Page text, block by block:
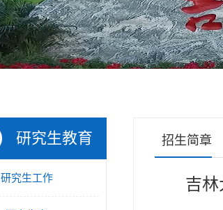
研究生教育
研究生工作
招生简章
吉林